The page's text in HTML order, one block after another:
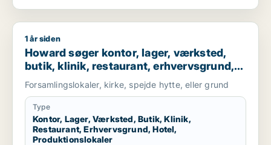
Howard søger kontor, lager, værksted, butik, klinik,
1 år siden
Howard søger kontor, lager, værksted,
butik, klinik, restaurant, erhvervsgrund,
hotel eller produktionslokaler til salg i
Herlev, Hillerød eller Værløse m.fl.
Forsamlingslokaler, kirke, spejde hytte, eller grund
Type
Kontor, Lager, Værksted, Butik, Klinik,
Restaurant, Erhvervsgrund, Hotel,
Produktionslokaler